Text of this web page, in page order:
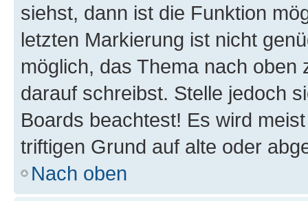
siehst, dann ist die Funktion
letzten Markierung ist nicht
möglich, das Thema nach oben
darauf schreibst. Stelle jedoch
Boards beachtest! Es wird
triftigen Grund auf alte oder
Nach oben